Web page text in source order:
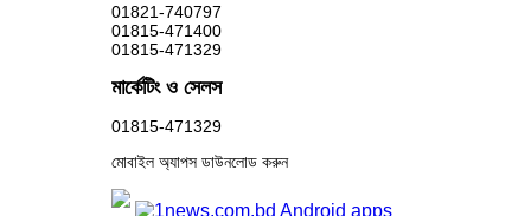
01821-740797
01815-471400
01815-471329
মার্কেটিং ও সেলস
01815-471329
মোবাইল অ্যাপস ডাউনলোড করুন